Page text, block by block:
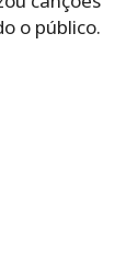
o público.